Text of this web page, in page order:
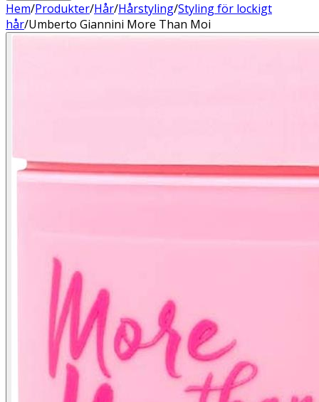
Hem/Produkter/Hår/Hårstyling/Styling för lockigt
hår/Umberto Giannini More Than Moi